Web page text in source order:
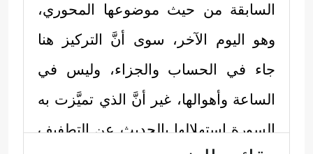
السابقة من حيث موضوعها المحوري،
وهو اليوم الآخر، سوى أنَّ التركيز هنا
جاء في الحساب والجزاء، وليس في
الساعة وأهوالها، غير أنَّ الذي تميَّزت به
السورة استِهلالها بالحديث عن التطفيف